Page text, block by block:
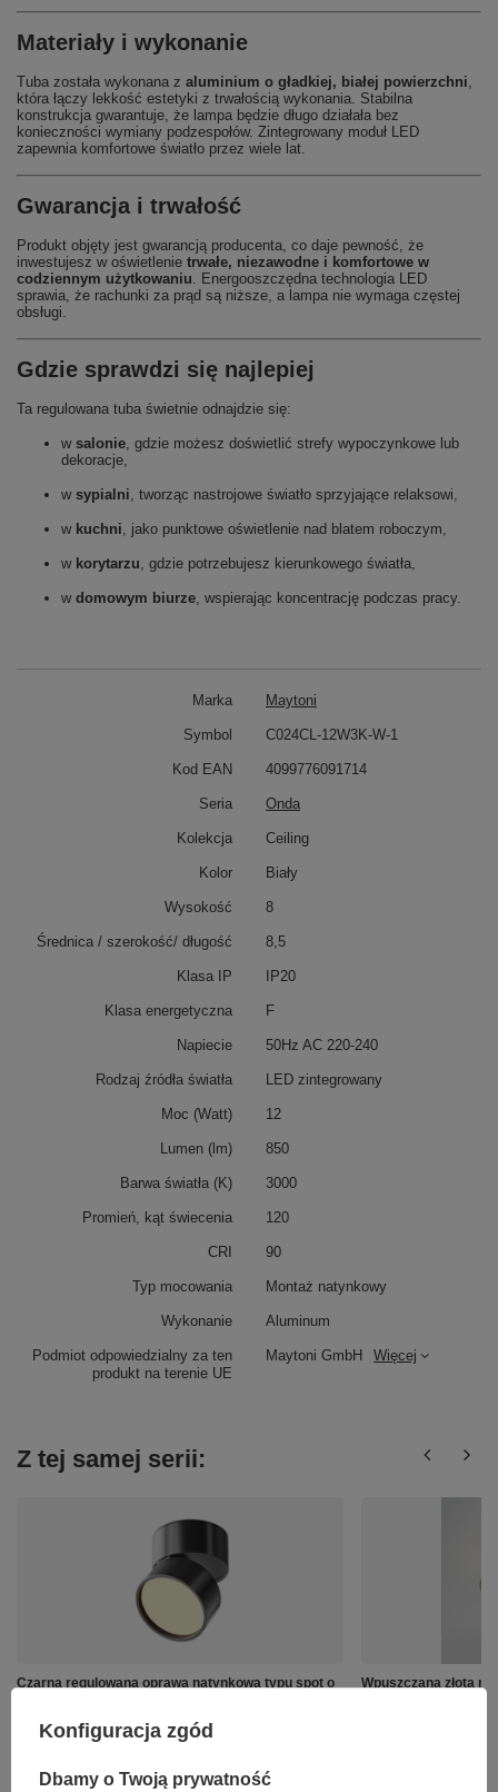
Materiały i wykonanie
Tuba została wykonana z aluminium o gładkiej, białej powierzchni,
która łączy lekkość estetyki z trwałością wykonania. Stabilna
konstrukcja gwarantuje, że lampa będzie długo działała bez
konieczności wymiany podzespołów. Zintegrowany moduł LED
zapewnia komfortowe światło przez wiele lat.
Gwarancja i trwałość
Produkt objęty jest gwarancją producenta, co daje pewność, że
inwestujesz w oświetlenie trwałe, niezawodne i komfortowe w
codziennym użytkowaniu. Energooszczędna technologia LED
sprawia, że rachunki za prąd są niższe, a lampa nie wymaga częstej
obsługi.
Gdzie sprawdzi się najlepiej
Ta regulowana tuba świetnie odnajdzie się:
w salonie, gdzie możesz doświetlić strefy wypoczynkowe lub
dekoracje,
w sypialni, tworząc nastrojowe światło sprzyjające relaksowi,
w kuchni, jako punktowe oświetlenie nad blatem roboczym,
w korytarzu, gdzie potrzebujesz kierunkowego światła,
w domowym biurze, wspierając koncentrację podczas pracy.
Marka Maytoni
Podmiot odpowiedzialny za ten
produkt na terenie UE
Maytoni GmbH Więcej
Symbol C024CL-12W3K-W-1
Kod EAN 4099776091714
Seria Onda
Kolekcja Ceiling
Kolor Biały
Wysokość 8
Średnica / szerokość/ długość 8,5
Klasa IP IP20
Klasa energetyczna F
Napiecie 50Hz AC 220-240
Rodzaj źródła światła LED zintegrowany
Moc (Watt) 12
Lumen (lm) 850
Barwa światła (K) 3000
Promień, kąt świecenia 120
CRI 90
Typ mocowania Montaż natynkowy
Wykonanie Aluminum
Z tej samej serii:
Czarna regulowana oprawa natynkowa typu spot o
Wpuszczana złota
Konfiguracja zgód
Dbamy o Twoją prywatność